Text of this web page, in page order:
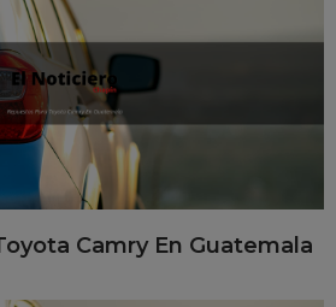
Camry En Guatemala